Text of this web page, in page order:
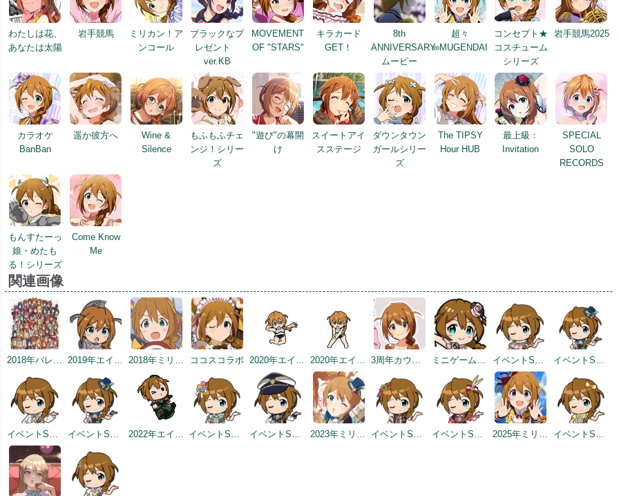
わたしは花、
あなたは太陽
岩手競馬
ミリカン！ア
ンコール
ブラックなプ
レゼント
ver.KB
MOVEMENT
OF "STARS"
キラカード
GET！
8th
ANNIVERSARY
ムービー
超々
∞MUGENDAI
コンセプト★
コスチューム
シリーズ
岩手競馬2025
カラオケ
BanBan
遥か彼方へ
Wine &
Silence
もふもふチェ
ンジ！シリー
ズ
"遊び"の幕開
け
スイートアイ
スステージ
ダウンタウン
ガールシリー
ズ
The TIPSY
Hour HUB
最上級：
Invitation
SPECIAL
SOLO
RECORDS
もんすたーっ
娘・めたも
る！シリーズ
Come Know
Me
関連画像
2018年バレンタインデー公式ツイート 2019年エイプリルミニゲーム 2018年ミリシタ感謝祭 ココスコラボ 2020年エイプリルフールネタ 2020年エイプリルフールネタ 3周年カウントダウンイラスト ミニゲーム 4らぐ めいくあっぷ！ イベントSD #3 イベントSD #4
イベントSD #2 イベントSD #4 2022年エイプリルフールネタ イベントSD #6 イベントSD #7 2023年ミリシタ4周年カウントダウン（1日前） イベントSD #334 イベントSD #374 2025年ミリシタ8周年トップ画面 イベントSD #415